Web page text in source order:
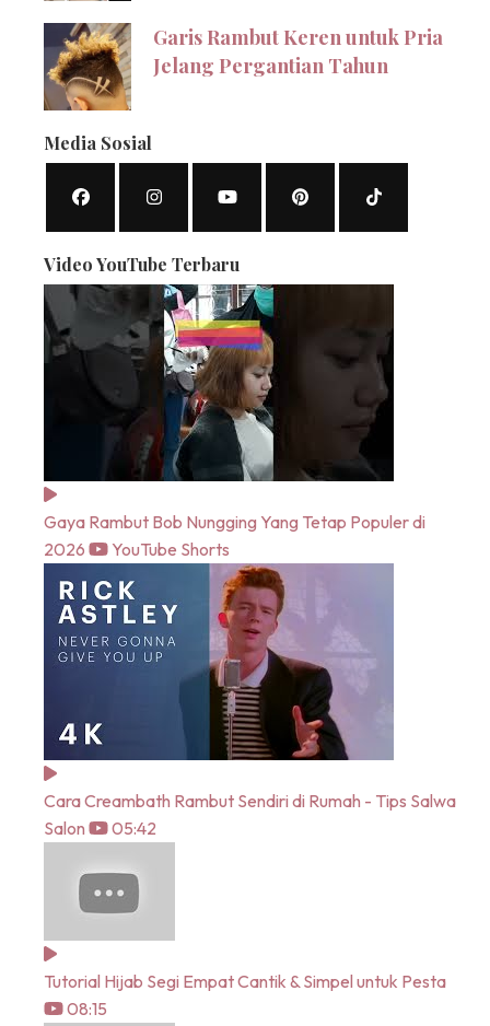
Garis Rambut Keren untuk Pria
Jelang Pergantian Tahun
Media Sosial
Video YouTube Terbaru
Gaya Rambut Bob Nungging Yang Tetap Populer di
2026
YouTube Shorts
Cara Creambath Rambut Sendiri di Rumah - Tips Salwa
Salon
05:42
Tutorial Hijab Segi Empat Cantik & Simpel untuk Pesta
08:15